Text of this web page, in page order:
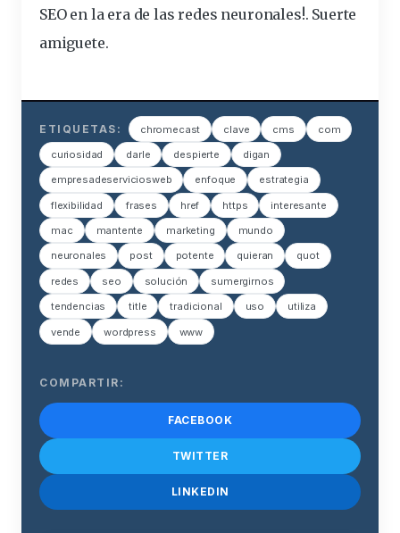
SEO en la era de las redes neuronales!. Suerte
amiguete.
ETIQUETAS: chromecast clave cms com
curiosidad darle despierte digan
empresadeserviciosweb enfoque estrategia
flexibilidad frases href https interesante
mac mantente marketing mundo
neuronales post potente quieran quot
redes seo solución sumergirnos
tendencias title tradicional uso utiliza
vende wordpress www
COMPARTIR:
FACEBOOK
TWITTER
LINKEDIN